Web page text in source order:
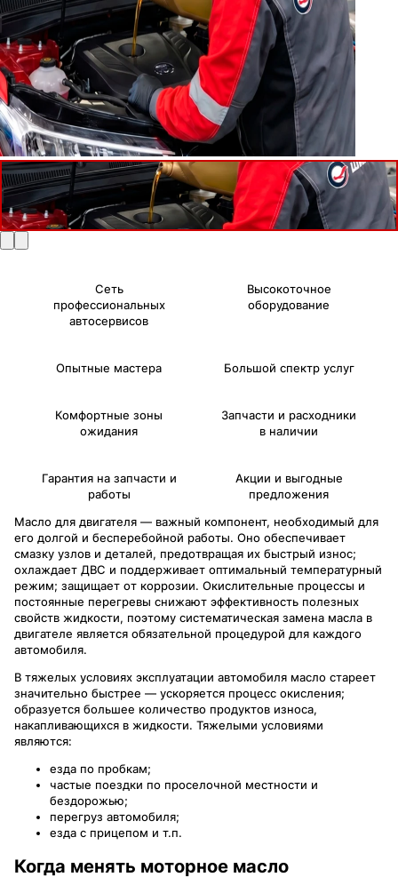
Сеть
профессиональных
автосервисов
Высокоточное
оборудование
Опытные мастера Большой спектр услуг
Комфортные зоны
ожидания
Запчасти и расходники
в наличии
Гарантия на запчасти и
работы
Акции и выгодные
предложения
Масло для двигателя — важный компонент, необходимый для
его долгой и бесперебойной работы. Оно обеспечивает
смазку узлов и деталей, предотвращая их быстрый износ;
охлаждает ДВС и поддерживает оптимальный температурный
режим; защищает от коррозии. Окислительные процессы и
постоянные перегревы снижают эффективность полезных
свойств жидкости, поэтому систематическая замена масла в
двигателе является обязательной процедурой для каждого
автомобиля.
В тяжелых условиях эксплуатации автомобиля масло стареет
значительно быстрее — ускоряется процесс окисления;
образуется большее количество продуктов износа,
накапливающихся в жидкости. Тяжелыми условиями
являются:
езда по пробкам;
частые поездки по проселочной местности и
бездорожью;
перегруз автомобиля;
езда с прицепом и т.п.
Когда менять моторное масло